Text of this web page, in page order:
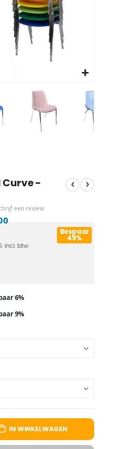
-
een review
Bespaar
49%
6%
9%
IN WINKELWAGEN